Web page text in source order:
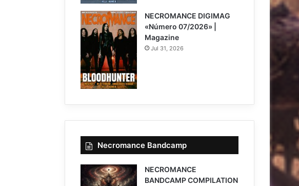
NECROMANCE DIGIMAG
«Número 07/2026» |
Magazine
Jul 31, 2026
Necromance Bandcamp
NECROMANCE
BANDCAMP COMPILATION